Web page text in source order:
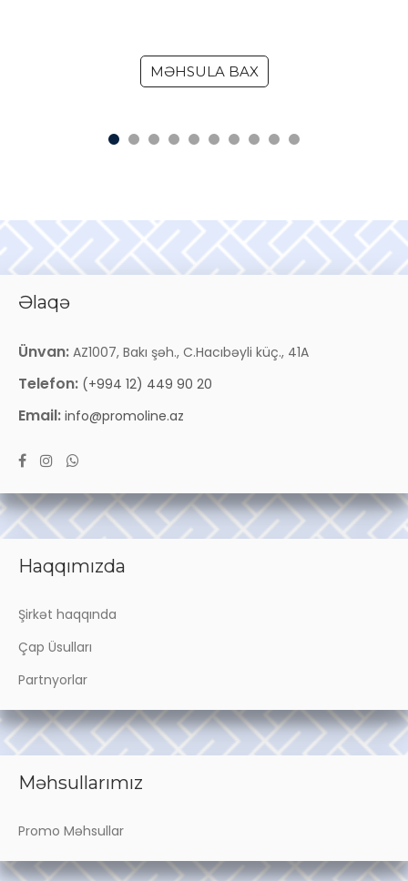
MƏHSULA BAX
Əlaqə
Ünvan: AZ1007, Bakı şəh., C.Hacıbəyli küç., 41A
Telefon: (+994 12) 449 90 20
Email: info@promoline.az
Haqqımızda
Şirkət haqqında
Çap Üsulları
Partnyorlar
Məhsullarımız
Promo Məhsullar